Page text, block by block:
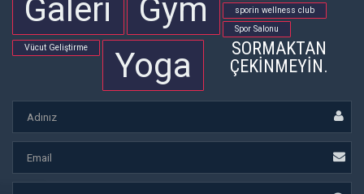
Galeri
Gym
sporin wellness club
Spor Salonu
Vücut Geliştirme
Yoga
SORMAKTAN
ÇEKINMEYIN.